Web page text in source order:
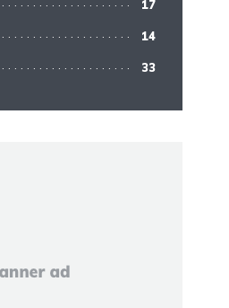
17
14
33